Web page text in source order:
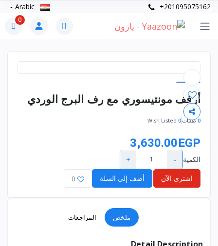
+201095075162
0
أرفف مونتيسوري مع رف البرج الوردي
0طلبات0
3,630.00EGP
الكمية -
+
اشتري الآن أضف إلى السلة 0
ملخص المراجعات
Detail Description